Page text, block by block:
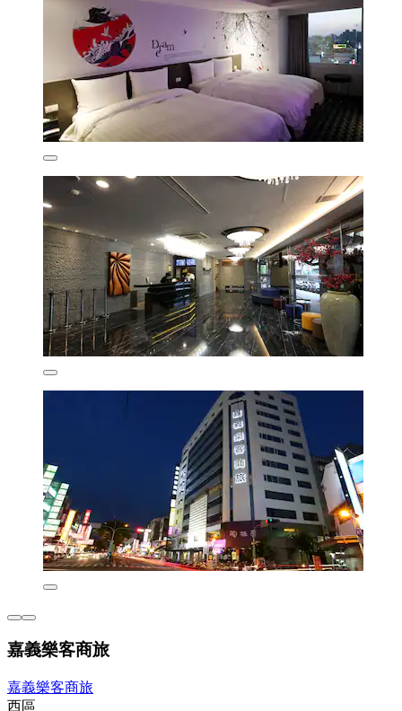
嘉義樂客商旅
嘉義樂客商旅
西區